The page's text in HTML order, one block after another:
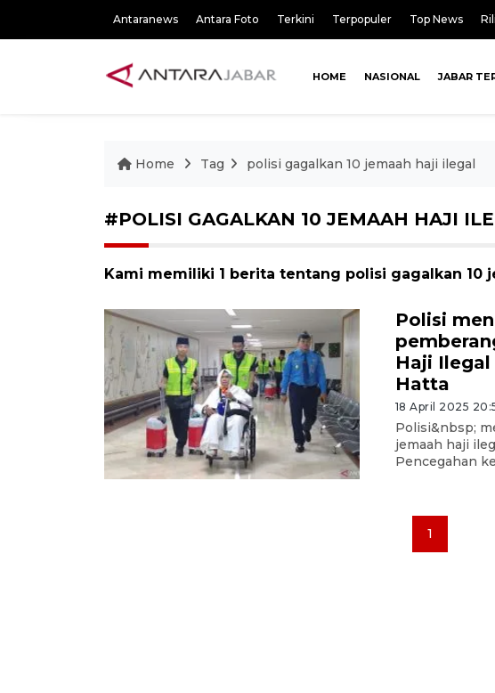
Antaranews Antara Foto Terkini Terpopuler Top News
HOME NASIONAL JABAR
Home Tag polisi gagalkan 10 jemaah haji ilegal
#POLISI GAGALKAN 10 JEMAAH HAJI
Kami memiliki 1 berita tentang polisi gagalkan 10
Polisi
Haji
Hatta
18 April 2025
Polisi&nbsp;
jemaah haji
Pencegahan
1